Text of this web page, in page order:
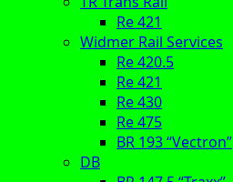
Re 421
Widmer Rail Services
Re 420.5
Re 421
Re 430
Re 475
BR 193 “Vectron”
DB